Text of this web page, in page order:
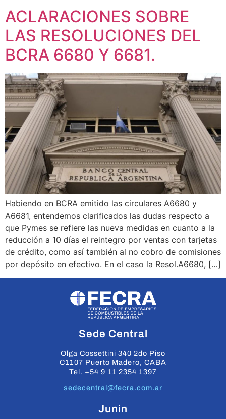
ACLARACIONES SOBRE
LAS RESOLUCIONES DEL
BCRA 6680 Y 6681.
Habiendo en BCRA emitido las circulares A6680 y
A6681, entendemos clarificados las dudas respecto a
que Pymes se refiere las nueva medidas en cuanto a la
reducción a 10 días el reintegro por ventas con tarjetas
de crédito, como así también al no cobro de comisiones
por depósito en efectivo. En el caso la Resol.A6680, […]
Sede Central
Olga Cossettini 340 2do Piso
C1107 Puerto Madero, CABA
Tel. +54 9 11 2354 1397
sedecentral@fecra.com.ar
Junin